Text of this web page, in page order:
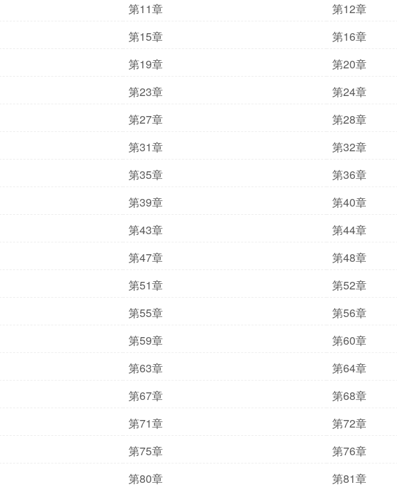
第11章
第12章
第15章
第16章
第19章
第20章
第23章
第24章
第27章
第28章
第31章
第32章
第35章
第36章
第39章
第40章
第43章
第44章
第47章
第48章
第51章
第52章
第55章
第56章
第59章
第60章
第63章
第64章
第67章
第68章
第71章
第72章
第75章
第76章
第80章
第81章